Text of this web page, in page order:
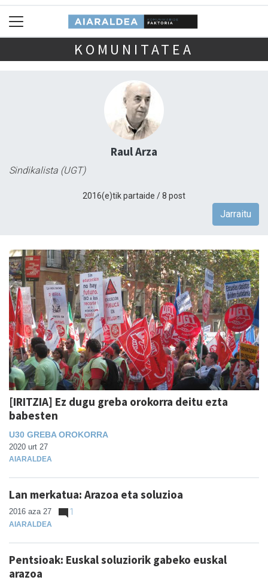
KOMUNITATEA
Raul Arza
Sindikalista (UGT)
2016(e)tik partaide / 8 post
Jarraitu
[IRITZIA] Ez dugu greba orokorra deitu ezta
babesten
U30 GREBA OROKORRA
2020 urt 27
AIARALDEA
Lan merkatua: Arazoa eta soluzioa
2016 aza 27 1
AIARALDEA
Pentsioak: Euskal soluziorik gabeko euskal
arazoa